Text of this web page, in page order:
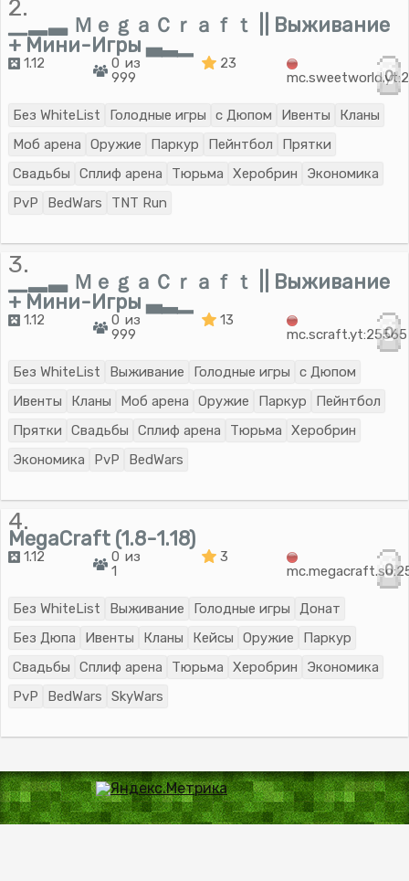
2.
▁▂▃ ＭｅｇａＣｒａｆｔ || Выживание
+ Мини-Игры ▃▂▁
1.12
0 из
999
23
0
Без WhiteList Голодные игры с Дюпом Ивенты
Кланы
Моб арена
Оружие Паркур Пейнтбол
Прятки
Свадьбы
Сплиф арена Тюрьма Херобрин
Экономика
PvP
BedWars TNT Run
3.
▁▂▃ ＭｅｇａＣｒａｆｔ || Выживание
+ Мини-Игры ▃▂▁
1.12
0 из
999
13
mc.scraft.yt:25565
0
Без WhiteList Выживание Голодные игры
с Дюпом
Ивенты
Кланы Моб арена Оружие Паркур
Пейнтбол
Прятки
Свадьбы Сплиф арена Тюрьма
Херобрин
Экономика
PvP BedWars
4.
MegaCraft (1.8-1.18)
1.12
0 из
1
3
0
Без WhiteList Выживание Голодные игры
Донат
Без Дюпа
Ивенты Кланы Кейсы Оружие
Паркур
Свадьбы
Сплиф арена Тюрьма Херобрин
Экономика
PvP
BedWars SkyWars